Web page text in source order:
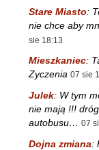
Stare Miasto:
nie chce aby
sie 18:13
Mieszkaniec:
Zyczenia 07 sie
Julek: W tym
nie mają !!!
autobusu… 07
Dojna zmiana: